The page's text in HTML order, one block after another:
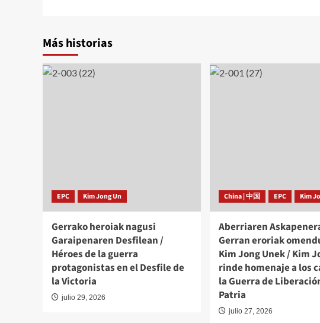
Más historias
EPC Kim Jong Un
Gerrako heroiak nagusi
Garaipenaren Desfilean /
Héroes de la guerra
protagonistas en el Desfile de
la Victoria
julio 29, 2026
China | 中国 EPC Kim
Aberriaren
Gerran eroriak
Kim Jong Unek / Kim
rinde homenaje a los
la Guerra de
Patria
julio 27, 2026